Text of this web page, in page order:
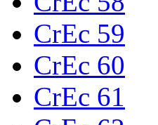
CrEc 59
CrEc 60
CrEc 61